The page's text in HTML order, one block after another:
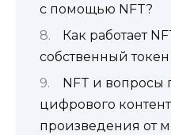
с помощью NFT?
Как работает
собственный токен
NFT и вопросы
цифрового
произведения от